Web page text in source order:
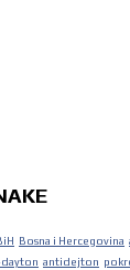
Bosna i Hercegovina
antidejton